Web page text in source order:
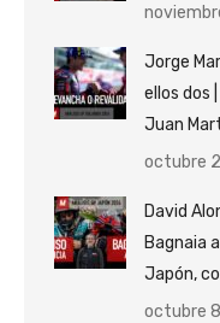
Jorge
ellos dos
Juan
octubre
David
Bagnaia
Japón,
octubre